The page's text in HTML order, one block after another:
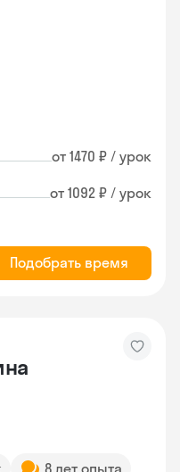
от 1470 ₽ / урок
от 1092 ₽ / урок
Подобрать время
8 лет опыта